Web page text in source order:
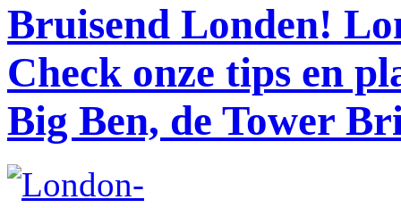
Bruisend Londen!
Check onze tips en
Big Ben, de Tower